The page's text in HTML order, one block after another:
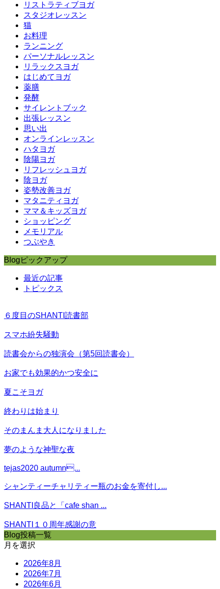
リストラティブヨガ
スタジオレッスン
猫
お料理
ランニング
パーソナルレッスン
リラックスヨガ
はじめてヨガ
薬膳
発酵
サイレントブック
出張レッスン
思い出
オンラインレッスン
ハタヨガ
陰陽ヨガ
リフレッシュヨガ
陰ヨガ
姿勢改善ヨガ
マタニティヨガ
ママ＆キッズヨガ
ショッピング
メモリアル
つぶやき
Blogピックアップ
最近の記事
トピックス
６度目のSHANTI読書部
スマホ紛失騒動
読書会からの独演会（第5回読書会）
お家でも効果的かつ安全に
夏こそヨガ
終わりは始まり
そのまんま大人になりました
夢のような神聖な夜
tejas2020 autumn...
シャンティーチャリティー瓶のお金を寄付し...
SHANTI良品と「cafe shan ...
SHANTI１０周年感謝の意
Blog投稿一覧
月を選択
2026年8月
2026年7月
2026年6月